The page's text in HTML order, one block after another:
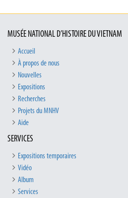
MUSÉE NATIONAL D’HISTOIRE DU VIETNAM
Accueil
À propos de nous
Nouvelles
Expositions
Recherches
Projets du MNHV
Aide
SERVICES
Expositions temporaires
Vidéo
Album
Services